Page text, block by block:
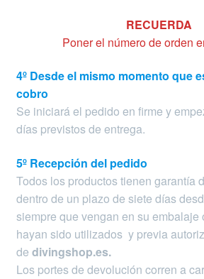
RECUERDA
Poner el número de orden
4º Desde el mismo momento que
cobro
Se iniciará el pedido en firme y
días previstos de entrega.
5º Recepción del pedido
Todos los productos tienen garantía
dentro de un plazo de siete días
siempre que vengan en su embalaje
hayan sido utilizados y previa
de divingshop.es.
Los portes de devolución corren a